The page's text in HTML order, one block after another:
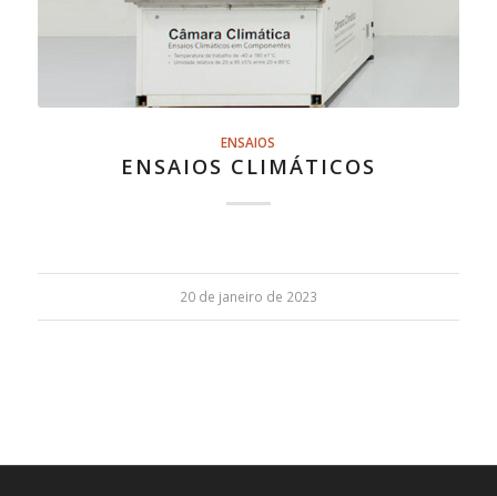
ENSAIOS
ENSAIOS CLIMÁTICOS
20 de janeiro de 2023